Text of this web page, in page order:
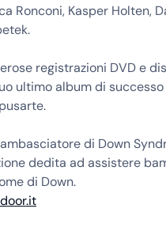
Ronconi, Kasper Holten,
registrazioni DVD e
ultimo album di successo
di Down
dedita ad assistere
di Down.